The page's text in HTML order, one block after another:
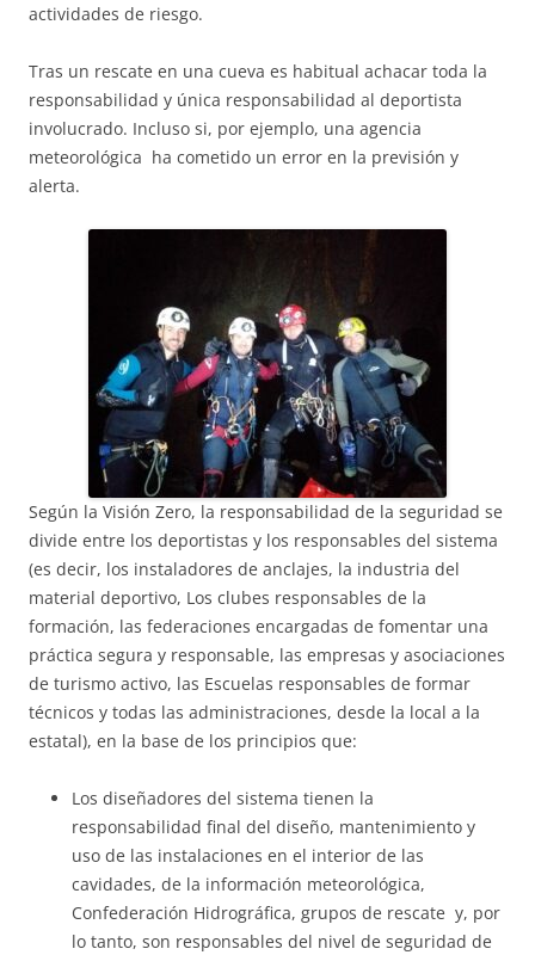
actividades de riesgo.
Tras un rescate en una cueva es habitual achacar toda la
responsabilidad y única responsabilidad al deportista
involucrado. Incluso si, por ejemplo, una agencia
meteorológica ha cometido un error en la previsión y
alerta.​
Según la Visión Zero, la responsabilidad de la seguridad se
divide entre los deportistas y los responsables del sistema
(es decir, los instaladores de anclajes, la industria del
material deportivo, Los clubes responsables de la
formación, las federaciones encargadas de fomentar una
práctica segura y responsable, las empresas y asociaciones
de turismo activo, las Escuelas responsables de formar
técnicos y todas las administraciones, desde la local a la
estatal), en la base de los principios que:
Los diseñadores del sistema tienen la
responsabilidad final del diseño, mantenimiento y
uso de las instalaciones en el interior de las
cavidades, de la información meteorológica,
Confederación Hidrográfica, grupos de rescate y, por
lo tanto, son responsables del nivel de seguridad de